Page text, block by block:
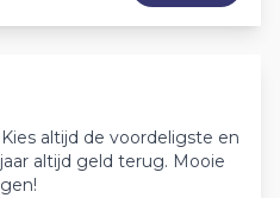
altijd de voordeligste en
altijd geld terug. Mooie